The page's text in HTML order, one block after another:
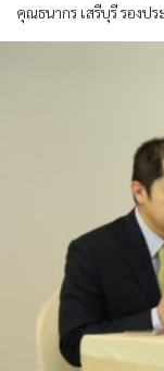
คุณธนากร เสรีบุรี รองป